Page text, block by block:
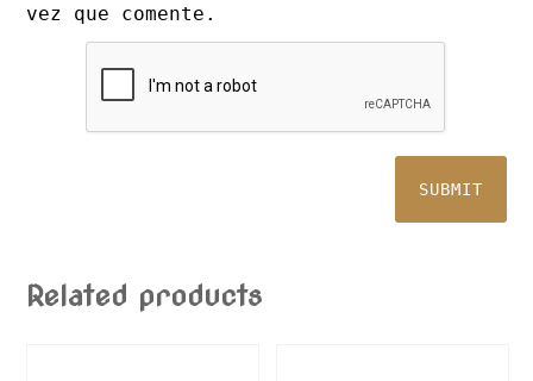
vez que comente.
Related products